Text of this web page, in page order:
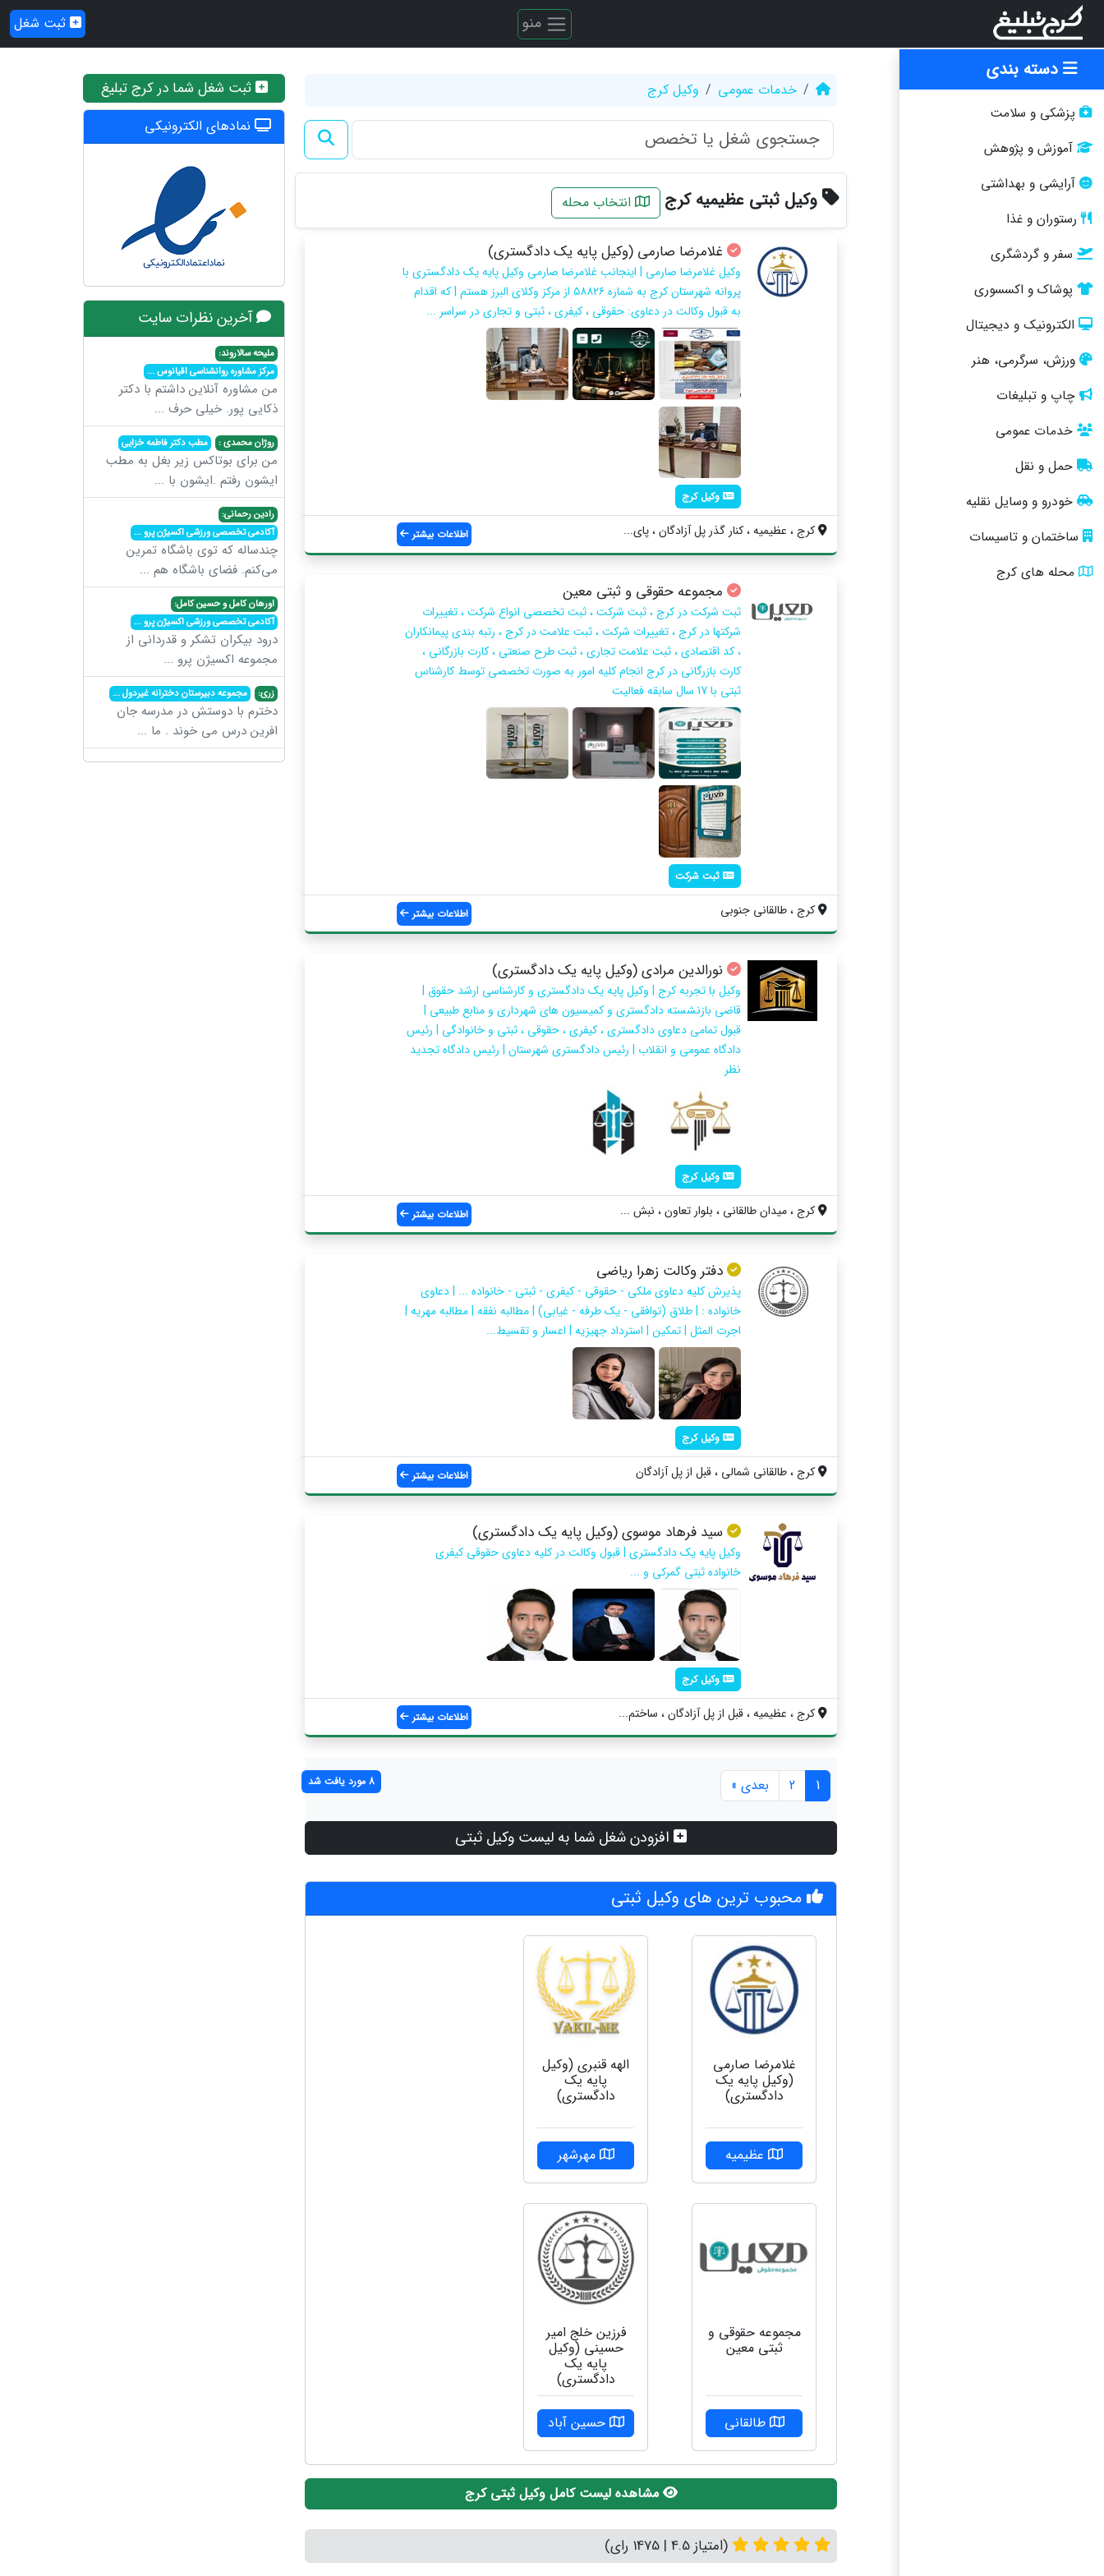
منو ثبت شغل
دسته بندی
پزشکی و سلامت
آموزش و پژوهش
آرایشی و بهداشتی
رستوران و غذا
سفر و گردشگری
پوشاک و اکسسوری
الکترونیک و دیجیتال
ورزش، سرگرمی، هنر
چاپ و تبلیغات
خدمات عمومی
حمل و نقل
خودرو و وسایل نقلیه
ساختمان و تاسیسات
محله های کرج
خدمات عمومی وکیل کرج
وکیل ثبتی عظیمیه کرج انتخاب محله
غلامرضا صارمی (وکیل پایه یک دادگستری)
وکیل غلامرضا صارمی | اینجانب غلامرضا صارمی وکیل پایه یک دادگستری با
پروانه شهرستان کرج به شماره ۵۸۸۲۶ از مرکز وکلای البرز هستم | که اقدام
به قبول وکالت در دعاوی: حقوقی ، کیفری ، ثبتی و تجاری در سراسر ...
وکیل کرج
کرج ، عظیمیه ، کنار گذر پل آزادگان ، پای... اطلاعات بیشتر
مجموعه حقوقی و ثبتی معین
ثبت شرکت در کرج ، ثبت شرکت ، ثبت تخصصی انواع شرکت ، تغییرات
شرکتها در کرج ، تغییرات شرکت ، ثبت علامت در کرج ، رتبه بندی پیمانکاران
، کد اقتصادی ، ثبت علامت تجاری ، ثبت طرح صنعتی ، کارت بازرگانی ،
کارت بازرگانی در کرج انجام کلیه امور به صورت تخصصی توسط کارشناس
ثبتی با 17 سال سابقه فعالیت
ثبت شرکت
کرج ، طالقانی جنوبی اطلاعات بیشتر
نورالدین مرادی (وکیل پایه یک دادگستری)
وکیل با تجربه کرج | وکیل پایه یک دادگستری و کارشناسی ارشد حقوق |
قاضی بازنشسته دادگستری و کمیسیون های شهرداری و منابع طبیعی |
قبول تمامی دعاوی دادگستری ، کیفری ، حقوقی ، ثبتی و خانوادگی | رئیس
دادگاه عمومی و انقلاب | رئیس دادگستری شهرستان | رئیس دادگاه تجدید
نظر
وکیل کرج
کرج ، میدان طالقانی ، بلوار تعاون ، نبش ... اطلاعات بیشتر
دفتر وکالت زهرا رياضي
پذیرش کلیه دعاوی ملکی - حقوقی - کیفری - ثبتی - خانواده ... | دعاوی
خانواده : | طلاق (توافقی - یک طرفه - غیابی) | مطالبه نفقه | مطالبه مهریه |
اجرت المثل | تمکین | استرداد جهیزیه | اعسار و تقسیط...
وکیل کرج
کرج ، طالقانی شمالی ، قبل از پل آزادگان اطلاعات بیشتر
سید فرهاد موسوی (وکیل پایه یک دادگستری)
وکیل پایه یک دادگستری | قبول وکالت در کلیه دعاوی حقوقی کیفری
خانواده ثبتی گمرکی و ...
وکیل کرج
کرج ، عظیمیه ، قبل از پل آزادگان ، ساختم... اطلاعات بیشتر
1
2 بعدی » 8 مورد یافت شد
افزودن شغل شما به لیست وکیل ثبتی
محبوب ترین های وکیل ثبتی
غلامرضا صارمی
(وکیل پایه یک
دادگستری)
عظیمیه
الهه قنبری (وکیل
پایه یک
دادگستری)
مهرشهر
مجموعه حقوقی و
ثبتی معین
طالقانی
فرزین خلج امیر
حسینی (وکیل
پایه یک
دادگستری)
حسین آباد
مشاهده لیست کامل وکیل ثبتی کرج
(امتیاز 4.5 | 1475 رای)
ثبت شغل شما در کرج تبلیغ
نمادهای الکترونیکی
آخرین نظرات سایت
ملیحه سالاروند:
مرکز مشاوره روانشناسی اقیانوس...
من مشاوره آنلاین داشتم با دکتر
ذکایی پور. خیلی حرف ...
روژان محمدی : مطب دکتر فاطمه خزایی
من برای بوتاکس زیر بغل به مطب
ایشون رفتم .ایشون با ...
رادین رحمانی:
آکادمی تخصصی ورزشی اکسیژن پرو...
چندساله که توی باشگاه تمرین
می‌کنم. فضای باشگاه هم ...
اورهان کامل و حسین کامل:
آکادمی تخصصی ورزشی اکسیژن پرو...
درود بیکران تشکر و قدردانی از
مجموعه اکسیژن پرو ...
زری: مجموعه دبیرستان دخترانه غیردول...
دخترم با دوستش در مدرسه جان
افرین درس می خوند . ما ...